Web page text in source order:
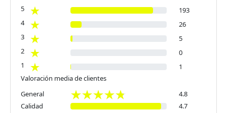
5
193
4
26
3
5
2
0
1
1
Valoración media de clientes
General
4.8
Calidad
4.7